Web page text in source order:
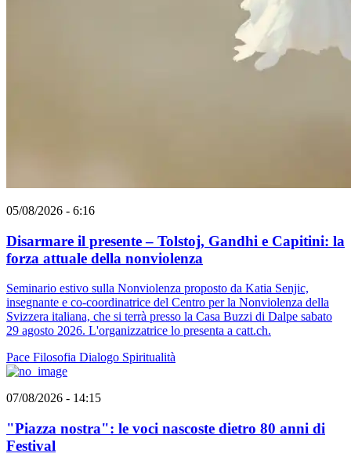
05/08/2026 - 6:16
Disarmare il presente – Tolstoj, Gandhi e Capitini: la
forza attuale della nonviolenza
Seminario estivo sulla Nonviolenza proposto da Katia Senjic,
insegnante e co-coordinatrice del Centro per la Nonviolenza della
Svizzera italiana, che si terrà presso la Casa Buzzi di Dalpe sabato
29 agosto 2026. L'organizzatrice lo presenta a catt.ch.
Pace Filosofia Dialogo Spiritualità
07/08/2026 - 14:15
"Piazza nostra": le voci nascoste dietro 80 anni di
Festival